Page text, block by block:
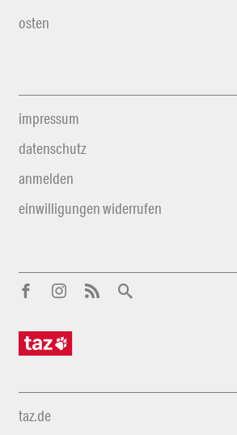
osten
impressum
datenschutz
anmelden
einwilligungen widerrufen
taz.de